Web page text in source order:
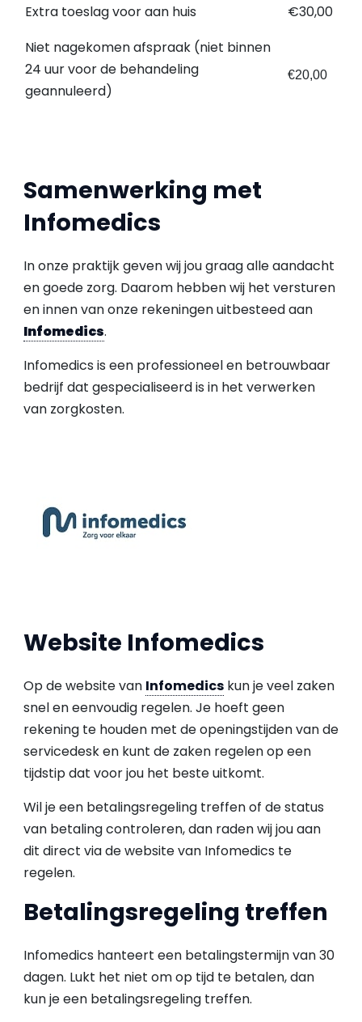
Extra toeslag voor aan huis
€30,00
Niet nagekomen afspraak (niet binnen
24 uur voor de behandeling
geannuleerd)
€20,00
Samenwerking met
Infomedics
In onze praktijk geven wij jou graag alle aandacht
en goede zorg. Daarom hebben wij het versturen
en innen van onze rekeningen uitbesteed aan
Infomedics.
Infomedics is een professioneel en betrouwbaar
bedrijf dat gespecialiseerd is in het verwerken
van zorgkosten.
Website Infomedics
Op de website van Infomedicskun je veel zaken
snel en eenvoudig regelen. Je hoeft geen
rekening te houden met de openingstijden van de
servicedesk en kunt de zaken regelen op een
tijdstip dat voor jou het beste uitkomt.
Wil je een betalingsregeling treffen of de status
van betaling controleren, dan raden wij jou aan
dit direct via de website van Infomedics te
regelen.
Betalingsregeling treffen
Infomedics hanteert een betalingstermijn van 30
dagen. Lukt het niet om op tijd te betalen, dan
kun je een betalingsregeling treffen.